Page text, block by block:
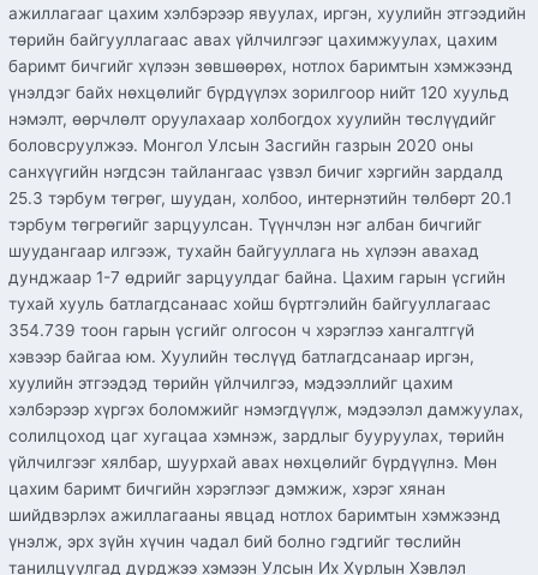
ажиллагааг цахим хэлбэрээр явуулах, иргэн, хуулийн этгээдийн
төрийн байгууллагаас авах үйлчилгээг цахимжуулах, цахим
баримт бичгийг хүлээн зөвшөөрөх, нотлох баримтын хэмжээнд
үнэлдэг байх нөхцөлийг бүрдүүлэх зорилгоор нийт 120 хуульд
нэмэлт, өөрчлөлт оруулахаар холбогдох хуулийн төслүүдийг
боловсруулжээ. Монгол Улсын Засгийн газрын 2020 оны
санхүүгийн нэгдсэн тайлангаас үзвэл бичиг хэргийн зардалд
25.3 тэрбум төгрөг, шуудан, холбоо, интернэтийн төлбөрт 20.1
тэрбум төгрөгийг зарцуулсан. Түүнчлэн нэг албан бичгийг
шуудангаар илгээж, тухайн байгууллага нь хүлээн авахад
дунджаар 1-7 өдрийг зарцуулдаг байна. Цахим гарын үсгийн
тухай хууль батлагдсанаас хойш бүртгэлийн байгууллагаас
354.739 тоон гарын үсгийг олгосон ч хэрэглээ хангалтгүй
хэвээр байгаа юм. Хуулийн төслүүд батлагдсанаар иргэн,
хуулийн этгээдэд төрийн үйлчилгээ, мэдээллийг цахим
хэлбэрээр хүргэх боломжийг нэмэгдүүлж, мэдээлэл дамжуулах,
солилцоход цаг хугацаа хэмнэж, зардлыг бууруулах, төрийн
үйлчилгээг хялбар, шуурхай авах нөхцөлийг бүрдүүлнэ. Мөн
цахим баримт бичгийн хэрэглээг дэмжиж, хэрэг хянан
шийдвэрлэх ажиллагааны явцад нотлох баримтын хэмжээнд
үнэлж, эрх зүйн хүчин чадал бий болно гэдгийг төслийн
танилцуулгад дурджээ хэмээн Улсын Их Хурлын Хэвлэл